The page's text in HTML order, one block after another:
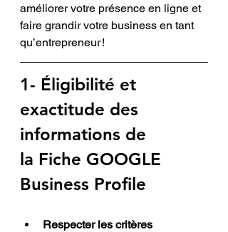
améliorer votre présence en ligne et
faire grandir votre business en tant
qu’entrepreneur !
1- Éligibilité et
exactitude des
informations de
la Fiche GOOGLE
Business Profile
Respecter les critères